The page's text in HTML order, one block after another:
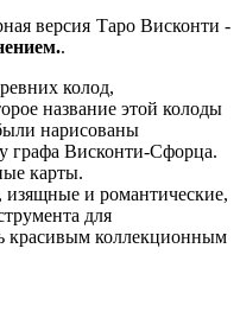
версия Таро Висконти -
.
колод,
название этой колоды
нарисованы
графа Висконти-Сфорца.
карты.
изящные и романтические,
для
красивым коллекционным